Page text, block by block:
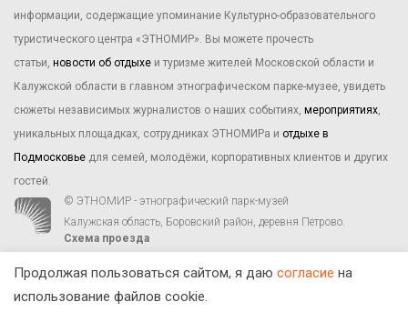
информации, содержащие упоминание Культурно-образовательного
туристического центра «ЭТНОМИР». Вы можете прочесть
статьи, новости об отдыхе и туризме жителей Московской области и
Калужской области в главном этнографическом парке-музее, увидеть
сюжеты независимых журналистов о наших событиях, мероприятиях,
уникальных площадках, сотрудниках ЭТНОМИРа и отдыхе в
Подмосковье для семей, молодёжи, корпоративных клиентов и других
гостей.
© ЭТНОМИР - этнографический парк-музей
Калужская область, Боровский район, деревня Петрово.
Схема проезда
Продолжая пользоваться сайтом, я даю согласие на
использование файлов cookie.